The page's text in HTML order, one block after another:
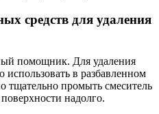
средств для удаления
помощник. Для удаления
использовать в разбавленном
тщательно промыть смеситель
надолго.